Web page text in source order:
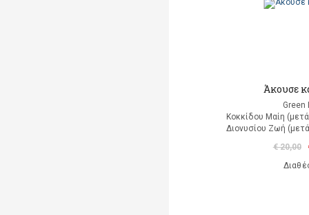
Άκουσε
Green
Κοκκίδου Μαίη
Διονυσίου Ζωή
€ 20,00